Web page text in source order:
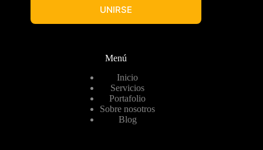
*
UNIRSE
Menú
Inicio
Servicios
Portafolio
Sobre nosotros
Blog